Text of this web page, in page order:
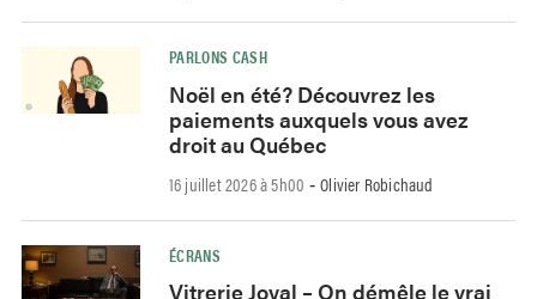
PARLONS CASH
Noël en été? Découvrez les
paiements auxquels vous avez
droit au Québec
16 juillet 2026 à 5h00 -Olivier Robichaud
ÉCRANS
Vitrerie Joyal – On démêle le vrai